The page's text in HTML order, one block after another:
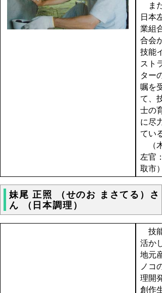
また
日本
業組
合会
技能
スト
ター
嘱を
て、
士の
に尽
てい
（木
左官
取市）
妹尾 正照 （せのお まさてる）さ
ん （日本調理）
技能
活か
地元
ノコ
理開
創作